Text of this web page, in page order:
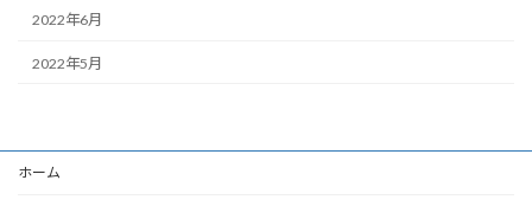
2022年6月
2022年5月
ホーム